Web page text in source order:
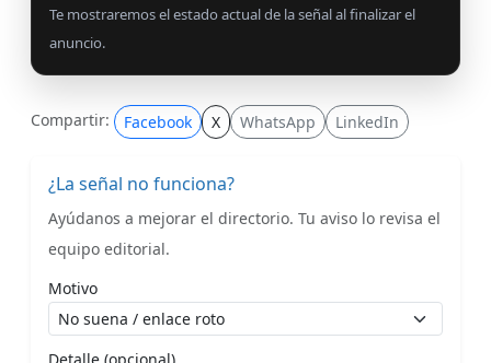
Te mostraremos el estado actual de la señal al finalizar el
anuncio.
Compartir: Facebook X WhatsApp LinkedIn
¿La señal no funciona?
Ayúdanos a mejorar el directorio. Tu aviso lo revisa el
equipo editorial.
Motivo